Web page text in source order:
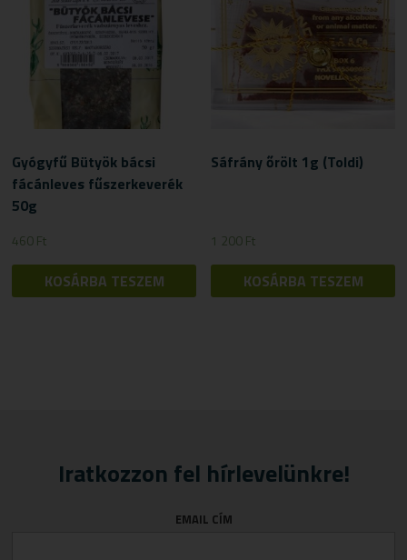
Gyógyfű Bütyök bácsi
fácánleves fűszerkeverék
50g
460Ft
KOSÁRBA TESZEM
Sáfrány őrölt 1g (Toldi)
1 200Ft
KOSÁRBA TESZEM
Iratkozzon fel hírlevelünkre!
EMAIL CÍM